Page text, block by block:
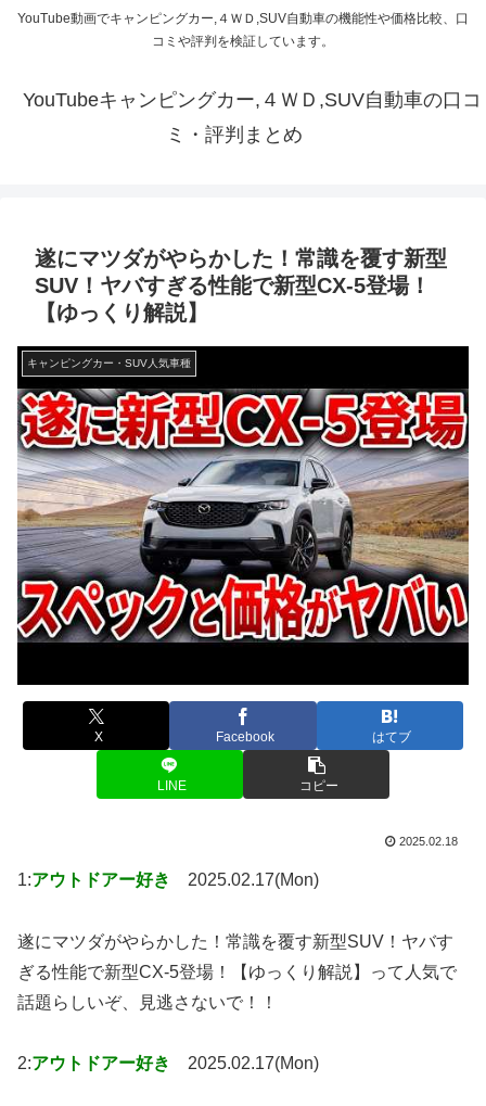
YouTube動画でキャンピングカー,４ＷＤ,SUV自動車の機能性や価格比較、口
コミや評判を検証しています。
YouTubeキャンピングカー,４ＷＤ,SUV自動車の口コ
ミ・評判まとめ
遂にマツダがやらかした！常識を覆す新型
SUV！ヤバすぎる性能で新型CX-5登場！
【ゆっくり解説】
キャンピングカー・SUV人気車種
X Facebook はてブ
LINE コピー
2025.02.18
1:アウトドアー好き 2025.02.17(Mon)
遂にマツダがやらかした！常識を覆す新型SUV！ヤバす
ぎる性能で新型CX-5登場！【ゆっくり解説】って人気で
話題らしいぞ、見逃さないで！！
2:アウトドアー好き 2025.02.17(Mon)